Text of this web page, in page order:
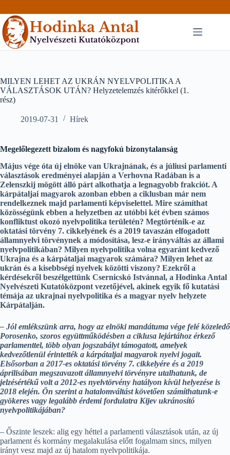
to
content
MILYEN LEHET AZ UKRÁN NYELVPOLITIKA A
VÁLASZTÁSOK UTÁN? Helyzetelemzés kitérőkkel (1.
rész)
2019-07-31 Hírek
Megelőlegezett bizalom és nagyfokú bizonytalanság
Május vége óta új elnöke van Ukrajnának, és a júliusi parlamenti
választások eredményei alapján a Verhovna Radában is a
Zelenszkij mögött álló párt alkothatja a legnagyobb frakciót. A
kárpátaljai magyarok azonban ebben a ciklusban már nem
rendelkeznek majd parlamenti képviselettel. Mire számíthat
közösségünk ebben a helyzetben az utóbbi két évben számos
konfliktust okozó nyelvpolitika területén? Megtörténik-e az
oktatási törvény 7. cikkelyének és a 2019 tavaszán elfogadott
államnyelvi törvénynek a módosítása, lesz-e irányváltás az állami
nyelvpolitikában? Milyen nyelvpolitika volna egyaránt kedvező
Ukrajna és a kárpátaljai magyarok számára? Milyen lehet az
ukrán és a kisebbségi nyelvek közötti viszony? Ezekről a
kérdésekről beszélgettünk Csernicskó Istvánnal, a Hodinka Antal
Nyelvészeti Kutatóközpont vezetőjével, akinek egyik fő kutatási
témája az ukrajnai nyelvpolitika és a magyar nyelv helyzete
Kárpátalján.
– Jól emlékszünk arra, hogy az elnöki mandátuma vége felé közeledő
Porosenko, szoros együttműködésben a ciklusa lejártához érkező
parlamenttel, több olyan jogszabályt támogatott, amelyek
kedvezőtlenül érintették a kárpátaljai magyarok nyelvi jogait.
Elsősorban a 2017-es oktatási törvény 7. cikkelyére és a 2019
áprilisában megszavazott államnyelvi törvényre utalhatunk, de
jelzésértékű volt a 2012-es nyelvtörvény hatályon kívül helyezése is
2018 elején. Ön szerint a hatalomváltást követően számíthatunk-e
gyökeres vagy legalább érdemi fordulatra Kijev ukránosító
nyelvpolitikájában?
– Őszinte leszek: alig egy héttel a parlamenti választások után, az új
parlament és kormány megalakulása előtt fogalmam sincs, milyen
irányt vesz majd az új hatalom nyelvpolitikája.